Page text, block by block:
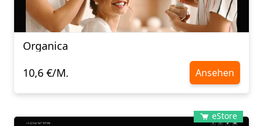
Organica
10,6 €/M.
Ansehen
eStore